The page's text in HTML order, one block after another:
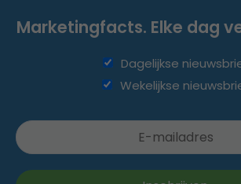
Marketingfacts. Elke dag
Dagelijkse
Wekelijkse